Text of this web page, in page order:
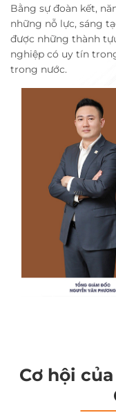
Bằng sự đoàn kết,
những nỗ lực, sáng
được những thành
nghiệp có uy tín
trong nước.
Cơ hội